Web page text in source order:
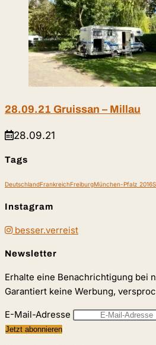
28.09.21 Gruissan – Millau
28.09.21
Tags
DeutschlandFrankreichFreiburgMünchen-Pfalz 2016
Instagram
besser.verreist
Newsletter
Erhalte eine Benachrichtigung bei
Garantiert keine Werbung,
E-Mail-Adresse